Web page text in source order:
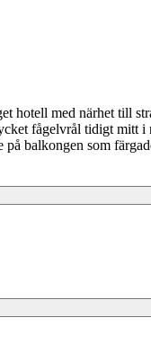
hotell med närhet till
fågelvrål tidigt mitt i
balkongen som